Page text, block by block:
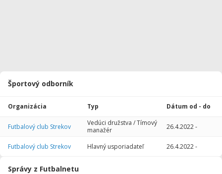
Športový odborník
Organizácia Typ Dátum od - do
Futbalový club Strekov
Vedúci družstva / Tímový
manažér
26.4.2022-
Futbalový club Strekov Hlavný usporiadateľ 26.4.2022-
Správy z Futbalnetu